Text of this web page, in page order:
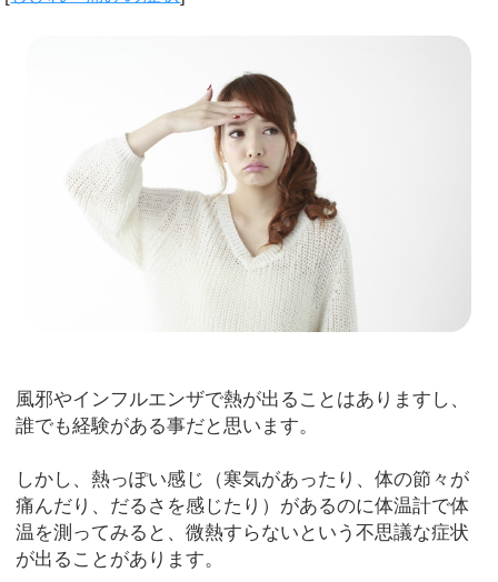
風邪やインフルエンザで熱が出ることはありますし、
誰でも経験がある事だと思います。
しかし、熱っぽい感じ（寒気があったり、体の節々が
痛んだり、だるさを感じたり）があるのに体温計で体
温を測ってみると、微熱すらないという不思議な症状
が出ることがあります。